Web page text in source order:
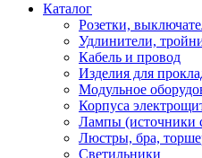
Каталог
Розетки,
Удлинители,
Кабель и провод
Изделия для
Модульное
Корпуса
Лампы (источники
Люстры, бра,
Светильники